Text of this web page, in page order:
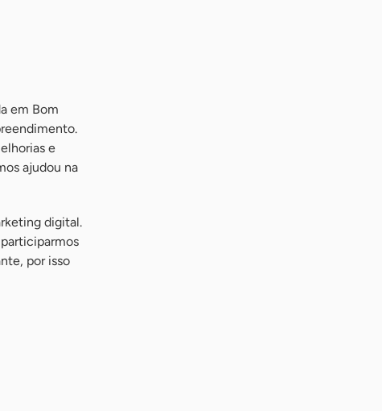
em Bom
e
ajudou na
digital.
por isso